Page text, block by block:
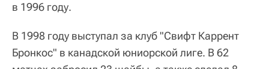
в 1996 году.
В 1998 году выступал за клуб "Свифт Каррент
Бронкос" в канадской юниорской лиге. В 62